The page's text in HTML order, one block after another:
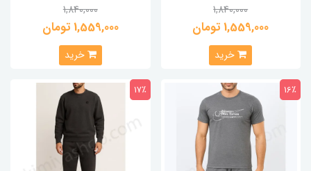
1,840,000
1,559,000 تومان
خرید
1,840,000
1,559,000 تومان
خرید
16٪ 17٪